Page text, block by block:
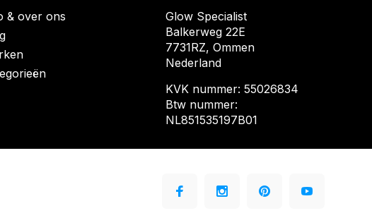
& over ons
Glow Specialist
Balkerweg 22E
7731RZ, Ommen
Nederland
KVK nummer: 55026834
Btw nummer:
NL851535197B01